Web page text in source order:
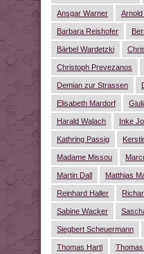
Ansgar Warner
Barbara Reishofer
Bärbel Wardetzki
Christoph Prevezanos
Demian zur Strassen
Elisabeth Mardorf
Harald Walach Inke
Kathring Passig
Madame Missou
Martin Dall Matthias
Reinhard Haller
Sabine Wacker
Siegbert Scheuermann
Thomas Hartl